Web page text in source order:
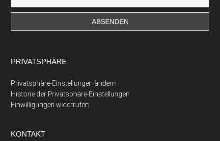
PRIVATSPHÄRE
Privatsphäre-Einstellungen ändern
Historie der Privatsphäre-Einstellungen
Einwilligungen widerrufen
KONTAKT